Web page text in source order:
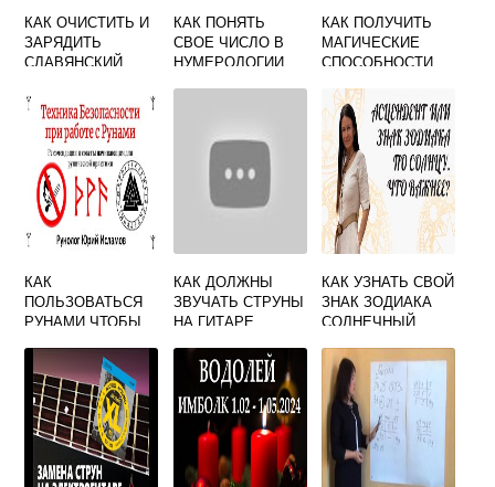
КАК ОЧИСТИТЬ И
ЗАРЯДИТЬ
СЛАВЯНСКИЙ
ДОМАШНИХ
УСЛОВИЯХ
КАК ПОНЯТЬ
СВОЕ ЧИСЛО В
НУМЕРОЛОГИИ
КАК ПОЛУЧИТЬ
МАГИЧЕСКИЕ
СПОСОБНОСТИ
КАК
ПОЛЬЗОВАТЬСЯ
РУНАМИ ЧТОБЫ
ДЛЯ НОВИЧКОВ
ПРАВИЛЬНО
КАК ДОЛЖНЫ
ЗВУЧАТЬ СТРУНЫ
НА ГИТАРЕ
КАК УЗНАТЬ СВОЙ
ЗНАК ЗОДИАКА
СОЛНЕЧНЫЙ